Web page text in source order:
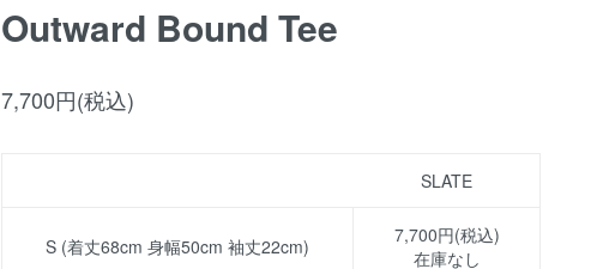
Outward Bound Tee
7,700円(税込)
SLATE
S (着丈68cm 身幅50cm 袖丈22cm)
7,700円(税込)
在庫なし